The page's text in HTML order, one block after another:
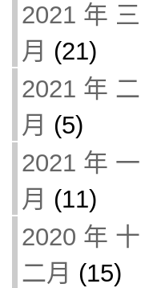
2021 年 三
月 (21)
2021 年 二
月 (5)
2021 年 一
月 (11)
2020 年 十
二月 (15)